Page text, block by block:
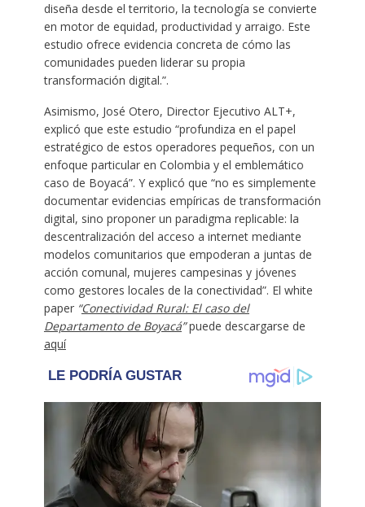
diseña desde el territorio, la tecnología se convierte
en motor de equidad, productividad y arraigo. Este
estudio ofrece evidencia concreta de cómo las
comunidades pueden liderar su propia
transformación digital.”.
Asimismo, José Otero, Director Ejecutivo ALT+,
explicó que este estudio “profundiza en el papel
estratégico de estos operadores pequeños, con un
enfoque particular en Colombia y el emblemático
caso de Boyacá”. Y explicó que “no es simplemente
documentar evidencias empíricas de transformación
digital, sino proponer un paradigma replicable: la
descentralización del acceso a internet mediante
modelos comunitarios que empoderan a juntas de
acción comunal, mujeres campesinas y jóvenes
como gestores locales de la conectividad”. El white
paper “Conectividad Rural: El caso del
Departamento de Boyacá”puede descargarse de
aquí